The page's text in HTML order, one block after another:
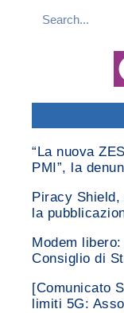
“La nuova
PMI”, la
Piracy
la
Modem
Consiglio di
[Comunicato
limiti 5G: